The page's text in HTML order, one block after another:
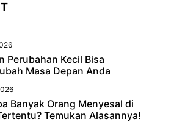
Perubahan Kecil Bisa
Masa Depan Anda
Banyak Orang Menyesal di
Temukan Alasannya!